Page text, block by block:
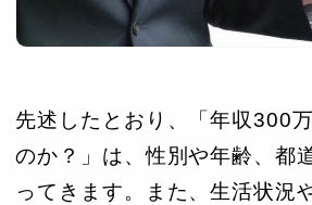
先述したとおり、「年収300
のか？」は、性別や年齢、都
ってきます。また、生活状況